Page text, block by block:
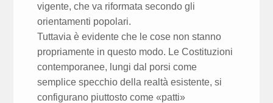
vigente, che va riformata secondo gli
orientamenti popolari.
Tuttavia è evidente che le cose non stanno
propriamente in questo modo. Le Costituzioni
contemporanee, lungi dal porsi come
semplice specchio della realtà esistente, si
configurano piuttosto come «patti»